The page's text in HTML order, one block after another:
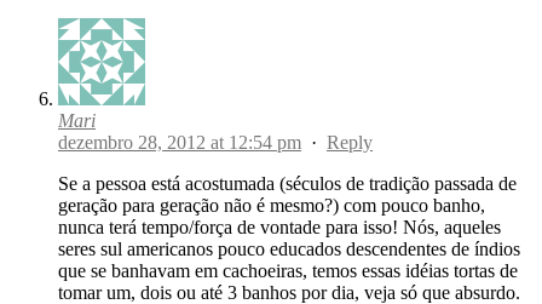
Mari
dezembro 28, 2012 at 12:54 pm · Reply
Se a pessoa está acostumada (séculos de tradição passada de
geração para geração não é mesmo?) com pouco banho,
nunca terá tempo/força de vontade para isso! Nós, aqueles
seres sul americanos pouco educados descendentes de índios
que se banhavam em cachoeiras, temos essas idéias tortas de
tomar um, dois ou até 3 banhos por dia, veja só que absurdo.